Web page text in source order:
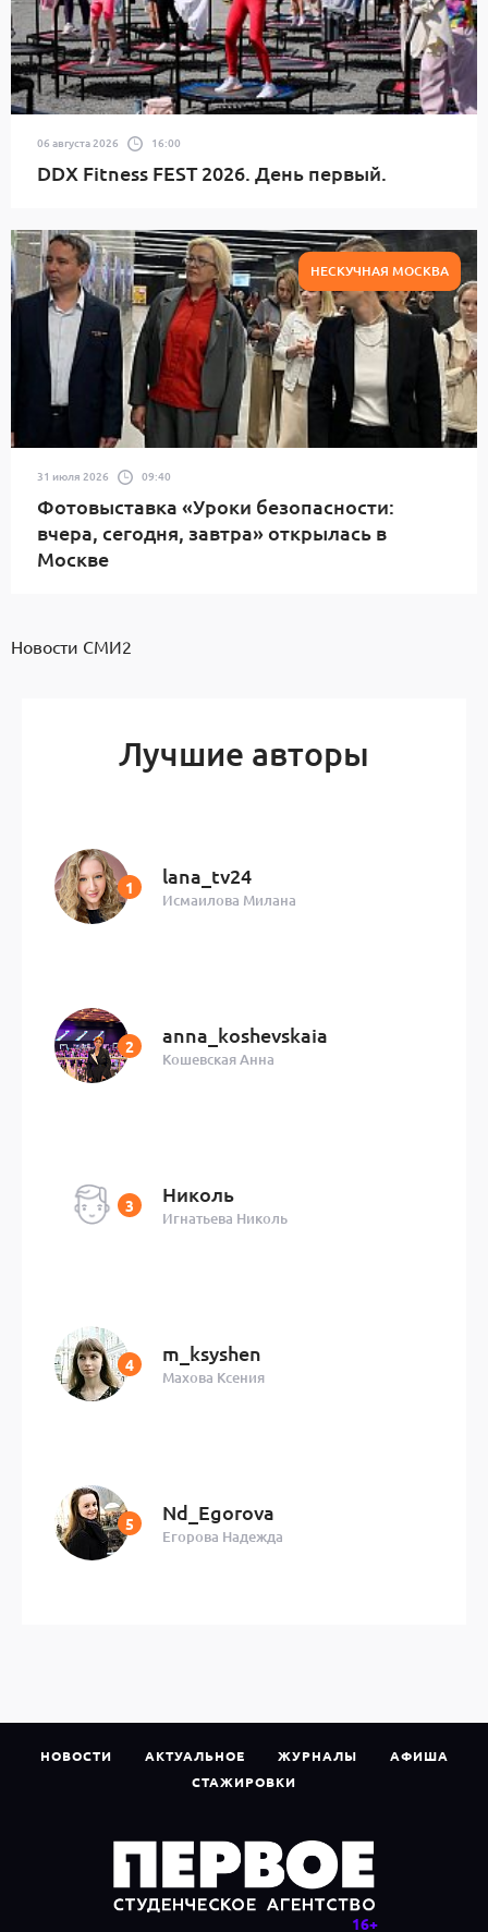
06 августа 2026 16:00
DDX Fitness FEST 2026. День первый.
НЕСКУЧНАЯ МОСКВА
31 июля 2026 09:40
Фотовыставка «Уроки безопасности:
вчера, сегодня, завтра» открылась в
Москве
Новости СМИ2
Лучшие авторы
lana_tv24
Исмаилова Милана
anna_koshevskaia
Кошевская Анна
Николь
Игнатьева Николь
m_ksyshen
Махова Ксения
Nd_Egorova
Егорова Надежда
НОВОСТИ АКТУАЛЬНОЕ ЖУРНАЛЫ
АФИША
СТАЖИРОВКИ